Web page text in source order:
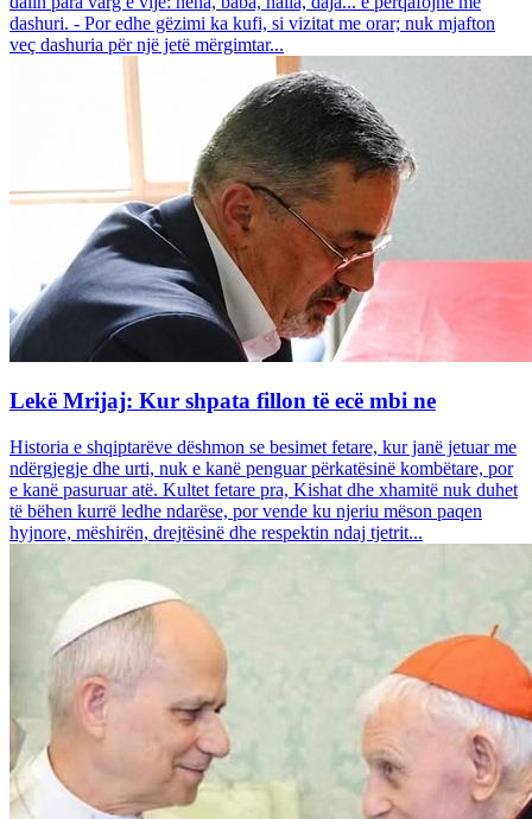
dashuri. - Por edhe gëzimi ka kufi, si vizitat me orar; nuk mjafton
veç dashuria për një jetë mërgimtar...
Lekë Mrijaj: Kur shpata fillon të ecë mbi ne
Historia e shqiptarëve dëshmon se besimet fetare, kur janë jetuar me
ndërgjegje dhe urti, nuk e kanë penguar përkatësinë kombëtare, por
e kanë pasuruar atë. Kultet fetare pra, Kishat dhe xhamitë nuk duhet
të bëhen kurrë ledhe ndarëse, por vende ku njeriu mëson paqen
hyjnore, mëshirën, drejtësinë dhe respektin ndaj tjetrit...